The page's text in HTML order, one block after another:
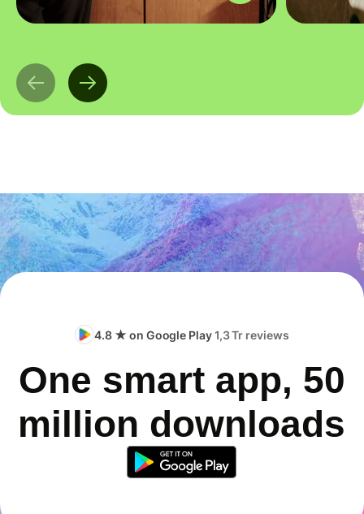
4.8 ★ on Google Play1,3 Tr reviews
One smart app, 50
million downloads